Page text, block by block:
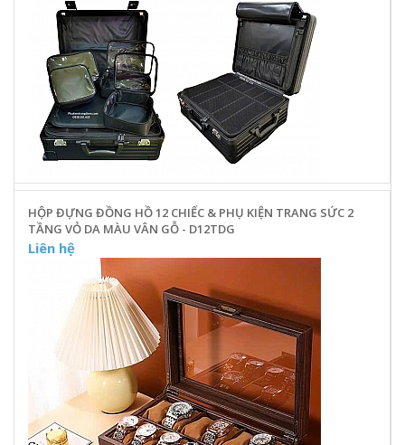
HỘP ĐỰNG ĐỒNG HỒ 12 CHIẾC & PHỤ KIỆN TRANG SỨC 2
TẦNG VỎ DA MÀU VÂN GỖ - D12TDG
Liên hệ